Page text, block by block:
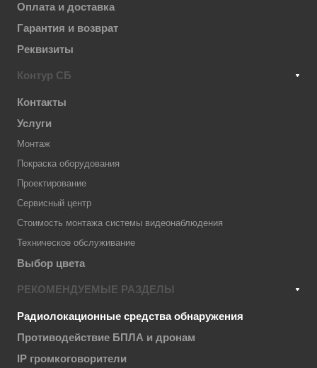
Оплата и доставка
Гарантия и возврат
Реквизиты
Контур СБ
Контакты
Услуги
Монтаж
Покраска оборудования
Проектирование
Сервисный центр
Стоимость монтажа системы видеонаблюдения
Техническое обслуживание
Выбор цвета
РЕКОМЕНДУЕМЫЕ РАЗДЕЛЫ
Радиолокационные средства обнаружения
Противодействие БПЛА и дронам
IP громкоговорители